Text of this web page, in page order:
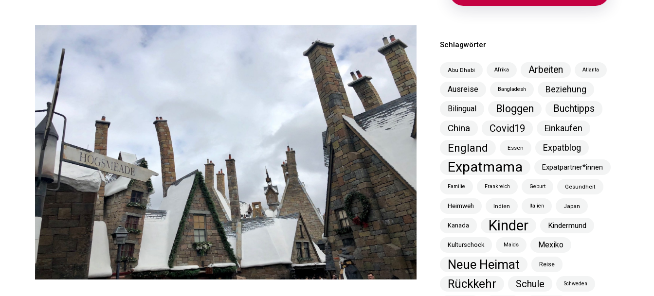
Schlagwörter
Abu Dhabi Afrika Arbeiten Atlanta
Ausreise Bangladesh Beziehung
Bilingual Bloggen
Buchtipps
China
Covid19 Einkaufen
England Essen Expatblog
Expatmama Expatpartner*innen
Familie Frankreich Geburt Gesundheit
Heimweh Indien Italien Japan
Kanada Kinder Kindermund
Kulturschock Maids Mexiko
Neue Heimat Reise
Rückkehr Schule Schweden